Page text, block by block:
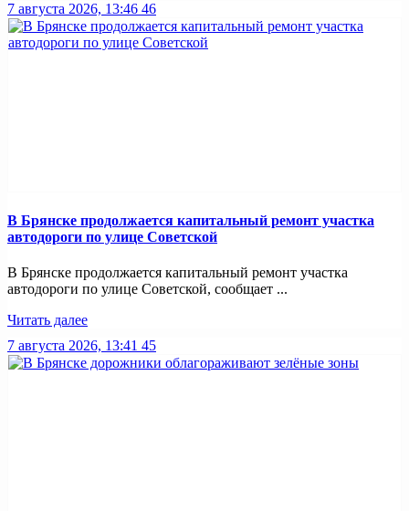
7 августа 2026, 13:46 46
В Брянске продолжается капитальный ремонт участка
автодороги по улице Советской
В Брянске продолжается капитальный ремонт участка
автодороги по улице Советской, сообщает ...
Читать далее
7 августа 2026, 13:41 45